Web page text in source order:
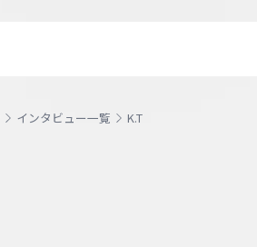
インタビュー一覧 K.T